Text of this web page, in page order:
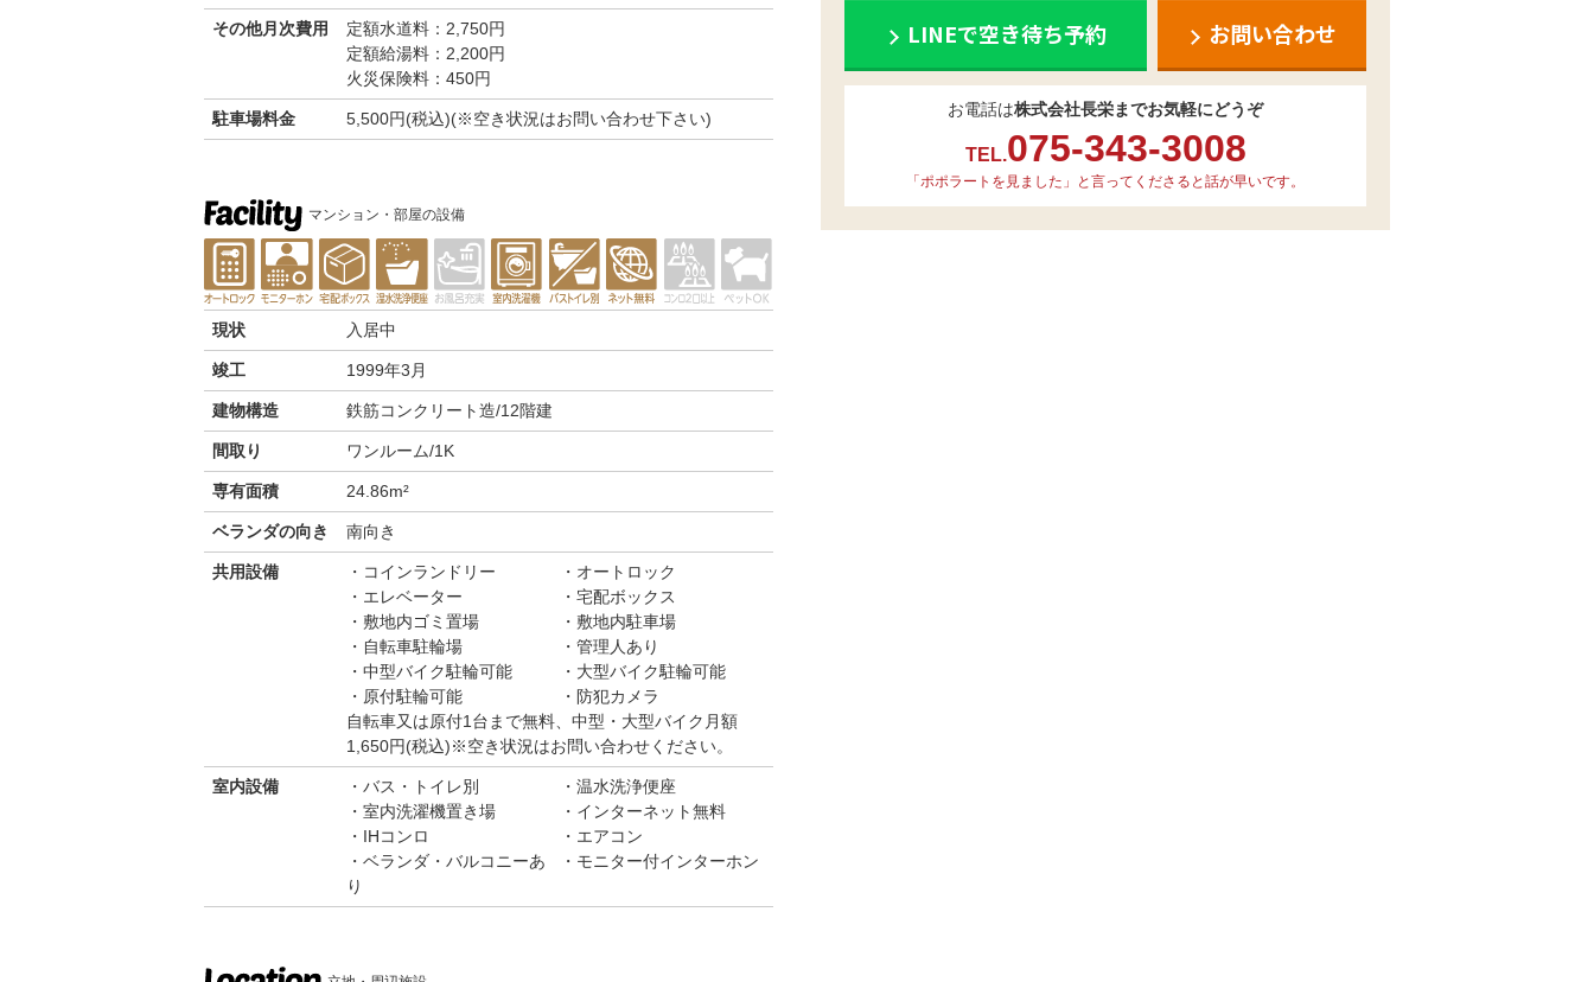
その他月次費用
定額水道料：2,750円
定額給湯料：2,200円
火災保険料：450円
駐車場料金 5,500円(税込)(※空き状況はお問い合わせ下さい)
マンション・部屋の設備
現状 入居中
竣工 1999年3月
建物構造 鉄筋コンクリート造/12階建
間取り ワンルーム/1K
専有面積 24.86m²
ベランダの向き 南向き
共用設備 コインランドリー
オートロック
エレベーター
宅配ボックス
敷地内ゴミ置場
敷地内駐車場
自転車駐輪場
管理人あり
中型バイク駐輪可能
大型バイク駐輪可能
原付駐輪可能
防犯カメラ
自転車又は原付1台まで無料、中型・大型バイク月額
1,650円(税込)※空き状況はお問い合わせください。
室内設備 バス・トイレ別
温水洗浄便座
室内洗濯機置き場
インターネット無料
IHコンロ
エアコン
ベランダ・バルコニーあ
り
モニター付インターホン
LINEで空き待ち予約 お問い合わせ
お電話は株式会社長栄までお気軽にどうぞ
TEL.075-343-3008
「ポポラートを見ました」と言ってくださると話が早いです。